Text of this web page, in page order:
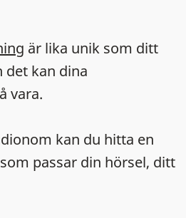
är lika unik som ditt
det kan dina
vara.
kan du hitta en
passar din hörsel, ditt